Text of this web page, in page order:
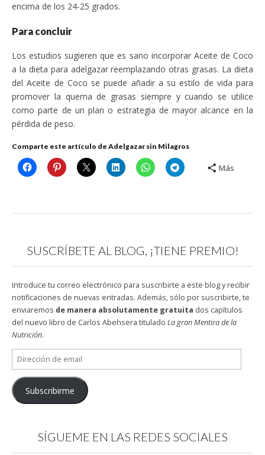
encima de los 24-25 grados.
Para concluir
Los estudios sugieren que es sano incorporar Aceite de Coco
a la dieta para adelgazar reemplazando otras grasas. La dieta
del Aceite de Coco se puede añadir a su estilo de vida para
promover la quema de grasas siempre y cuando se utilice
como parte de un plan o estrategia de mayor alcance en la
pérdida de peso.
Comparte este artículo de Adelgazar sin Milagros
Más
SUSCRÍBETE AL BLOG, ¡TIENE PREMIO!
Introduce tu correo electrónico para suscribirte a este blog y recibir
notificaciones de nuevas entradas. Además, sólo por suscribirte, te
enviaremos de manera absolutamente gratuita dos capítulos
del nuevo libro de Carlos Abehsera titulado La gran Mentira de la
Nutrición.
Dirección
de
email
Subscribirme
SÍGUEME EN LAS REDES SOCIALES